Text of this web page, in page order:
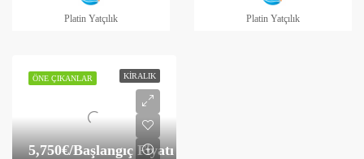
Platin Yatçılık Platin Yatçılık
ÖNE ÇIKANLAR KIRALIK
5,750€/Başlangıç Fiyatı